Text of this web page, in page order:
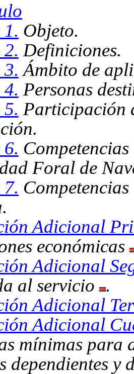
Objeto.
Definiciones.
Ámbito de
Personas
Participación
Foral de
Adicional
económicas
Adicional
al servicio .
Adicional
Adicional
mínimas para
dependientes y